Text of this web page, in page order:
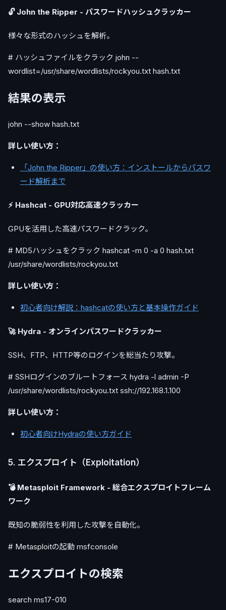
🔓 John the Ripper - パスワードハッシュクラッカー
様々な形式のハッシュを解析。
# ハッシュファイルをクラック john --
wordlist=/usr/share/wordlists/rockyou.txt hash.txt
結果の表示
john --show hash.txt
詳しい使い方：
「John the Ripper」の使い方：インストールからパスワ
ード解析まで
⚡ Hashcat - GPU対応高速クラッカー
GPUを活用した高速パスワードクラック。
# MD5ハッシュをクラック hashcat -m 0 -a 0 hash.txt
/usr/share/wordlists/rockyou.txt
詳しい使い方：
初心者向け解説：hashcatの使い方と基本操作ガイド
🚀 Hydra - オンラインパスワードクラッカー
SSH、FTP、HTTP等のログインを総当たり攻撃。
# SSHログインのブルートフォース hydra -l admin -P
/usr/share/wordlists/rockyou.txt ssh://192.168.1.100
詳しい使い方：
初心者向けHydraの使い方ガイド
5. エクスプロイト（Exploitation）
💣 Metasploit Framework - 総合エクスプロイトフレーム
ワーク
既知の脆弱性を利用した攻撃を自動化。
# Metasploitの起動 msfconsole
エクスプロイトの検索
search ms17-010